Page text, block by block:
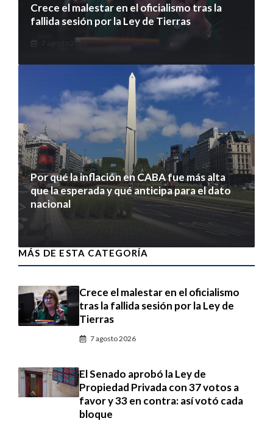
Crece el malestar en el oficialismo tras la
fallida sesión por la Ley de Tierras
7 agosto 2026
Por qué la inflación en CABA fue más alta
que la esperada y qué anticipa para el dato
nacional
MÁS DE ESTA CATEGORÍA
Crece el malestar en el oficialismo
tras la fallida sesión por la Ley de
Tierras
7 agosto 2026
El Senado aprobó la Ley de
Propiedad Privada con 37 votos a
favor y 33 en contra: así votó cada
bloque